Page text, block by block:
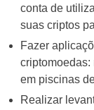
conta de
suas criptos
Fazer
criptomoedas:
em piscinas
Realizar